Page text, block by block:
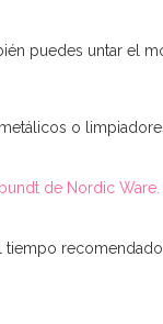
puedes untar el
o
de Nordic Ware.